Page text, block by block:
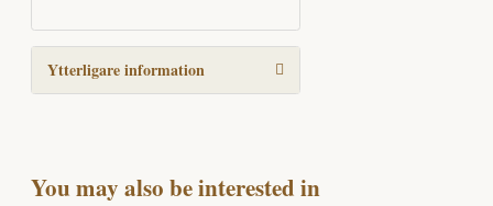
Ytterligare information
You may also be interested in